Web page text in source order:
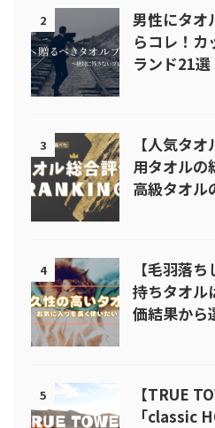
2
男性にタオ
らコレ！
ランド21選
3
【人気タ
用タオルの
高級タオル
4
【毛羽落
持ちタオル
価結果から
5
【TRUE
「classic